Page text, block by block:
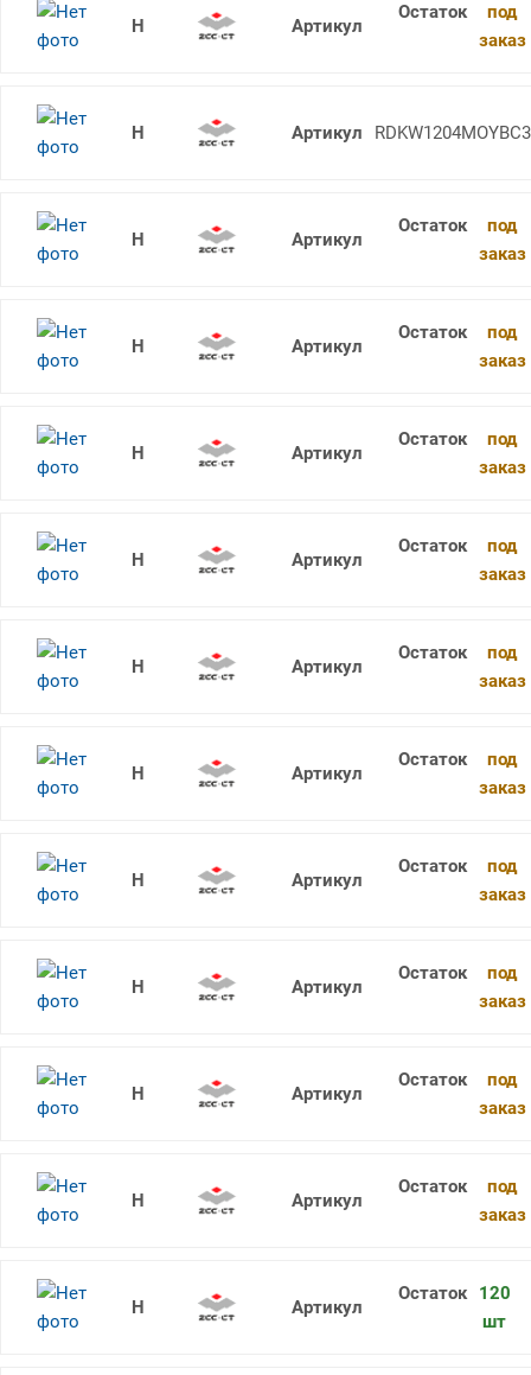
RDKW1204MO YB9320
под
заказ
RDKW1204MO YBC302
RDKW1204MO YBG102
под
заказ
RDKW1204MO YBG202
под
заказ
RDKW1204MO YBG205
под
заказ
RDKW12T3MO-1 YBM351
под
заказ
RDKW1204MO YBG302
под
заказ
RDKW12T3MO-1 YBG205
под
заказ
RDKW12T3MO-1 YBG202
под
заказ
RDKW1204MO YBM251
под
заказ
RDKW1204MO YBM351
под
заказ
RDKW12T3MO-1 YB9320
под
заказ
RDKW10T3MO YBG202
120
шт